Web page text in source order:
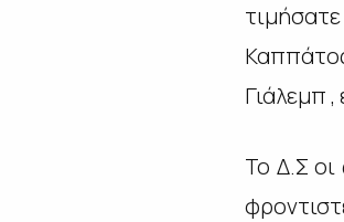
Γιάλεμπ
Το Δ.Σ οι